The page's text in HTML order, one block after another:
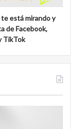
está mirando y
de Facebook,
TikTok